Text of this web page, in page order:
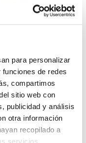
para personalizar
de redes
compartimos
sitio web con
publicidad y análisis
otra información
recopilado a
Común Perdidos y
Hallados
Max Lucado
0,80€ (5%)
15,20€
Stock:-